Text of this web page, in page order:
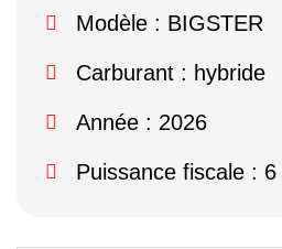
Modèle : BIGSTER
Carburant : hybride
Année : 2026
Puissance fiscale : 6